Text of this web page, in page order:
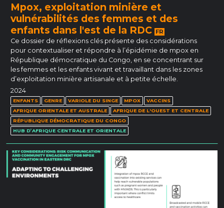
Mpox, exploitation minière et
vulnérabilités des femmes et des
enfants dans l'est de la RDC FR
Ce dossier de réflexions clés présente des considérations
pour contextualiser et répondre à l’épidémie de mpox en
République démocratique du Congo, en se concentrant sur
les femmes et les enfants vivant et travaillant dans les zones
d’exploitation minière artisanale et à petite échelle.
2024
ENFANTS GENRE VARIOLE DU SINGE MPOX
VACCINS
AFRIQUE ORIENTALE ET AUSTRALE
AFRIQUE DE L'OUEST ET CENTRALE
RÉPUBLIQUE DÉMOCRATIQUE DU CONGO
HUB D’AFRIQUE CENTRALE ET ORIENTALE